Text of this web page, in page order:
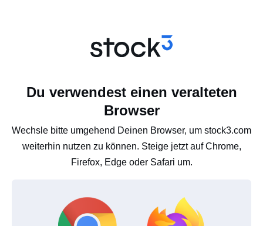
Du verwendest einen veralteten
Browser
Wechsle bitte umgehend Deinen Browser, um stock3.com
weiterhin nutzen zu können. Steige jetzt auf Chrome,
Firefox, Edge oder Safari um.